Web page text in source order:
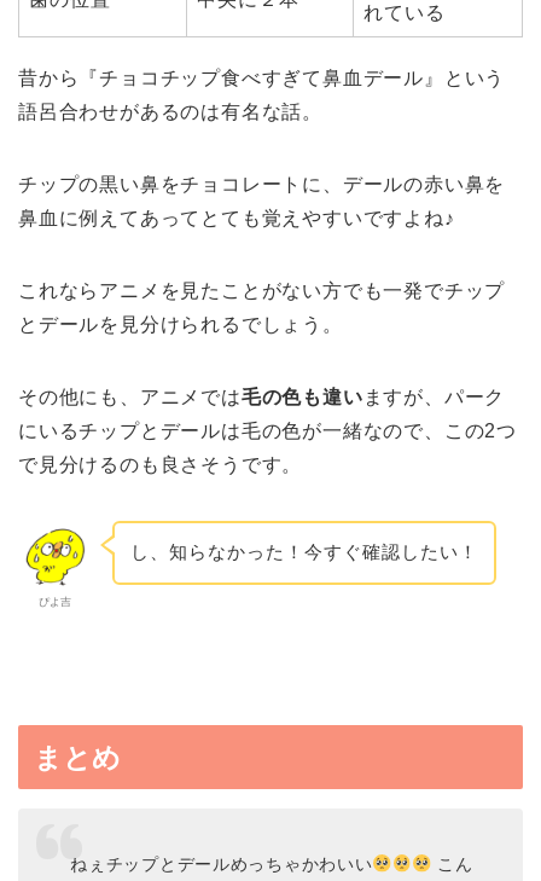
れている
昔から『チョコチップ食べすぎて鼻血デール』という
語呂合わせがあるのは有名な話。
チップの黒い鼻をチョコレートに、デールの赤い鼻を
鼻血に例えてあってとても覚えやすいですよね♪
これならアニメを見たことがない方でも一発でチップ
とデールを見分けられるでしょう。
その他にも、アニメでは毛の色も違い ますが、パーク
にいるチップとデールは毛の色が一緒なので、この2つ
で見分けるのも良さそうです。
ぴよ吉
し、知らなかった！今すぐ確認したい！
まとめ
ねぇチップとデールめっちゃかわいい
こん